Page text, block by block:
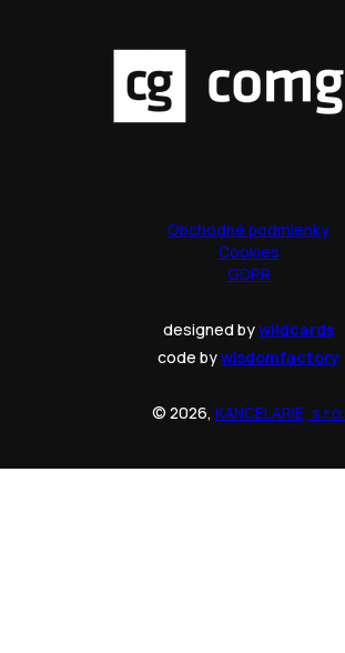
Obchodné podmienky
Cookies
GDPR
designed bywildcards
code bywisdomfactory
© 2026, KANCELARIE, s.r.o.